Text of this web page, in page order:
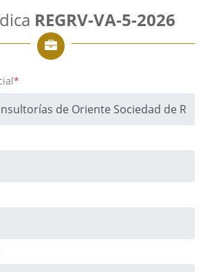
REGRV-VA-5-2026
*